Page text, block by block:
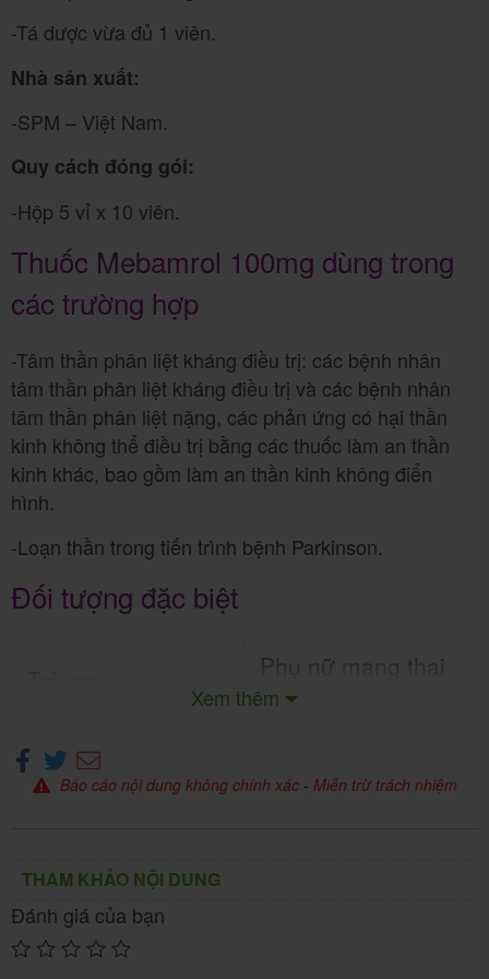
-Tá dược vừa đủ 1 viên.
Nhà sản xuất:
-SPM – Việt Nam.
Quy cách đóng gói:
-Hộp 5 vỉ x 10 viên.
Thuốc Mebamrol 100mg dùng trong
các trường hợp
-Tâm thần phân liệt kháng điều trị: các bệnh nhân
tâm thần phân liệt kháng điều trị và các bệnh nhân
tâm thần phân liệt nặng, các phản ứng có hại thần
kinh không thể điều trị bằng các thuốc làm an thần
kinh khác, bao gồm làm an thần kinh không điển
hình.
-Loạn thần trong tiến trình bệnh Parkinson.
Đối tượng đặc biệt
Xem thêm
Phụ nữ mang thai
Phụ nữ cho con bú
ng.
Chống chỉ định và thận trọng khi dùng
Báo cáo nội dung không chính xác- Miễn trừ trách nhiệm
THAM KHẢO NỘI DUNG
Đánh giá của bạn